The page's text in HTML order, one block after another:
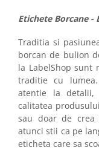
Etichete Borcane -
Traditia si
borcan de bulion
la LabelShop sunt
traditie cu
atentie la detalii,
calitatea
sau doar de
atunci stii ca pe
eticheta care sa